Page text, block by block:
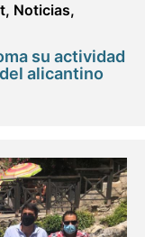
, Noticias,
su actividad
alicantino